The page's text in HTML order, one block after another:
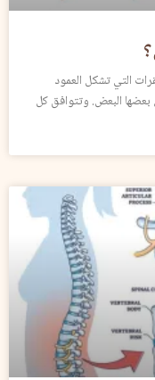
التي تشكل العمود
البعض. وتتوافق كل